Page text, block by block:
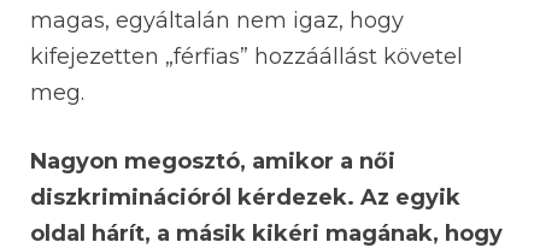
magas, egyáltalán nem igaz, hogy
kifejezetten „férfias” hozzáállást követel
meg.
Nagyon megosztó, amikor a női
diszkriminációról kérdezek. Az egyik
oldal hárít, a másik kikéri magának, hogy